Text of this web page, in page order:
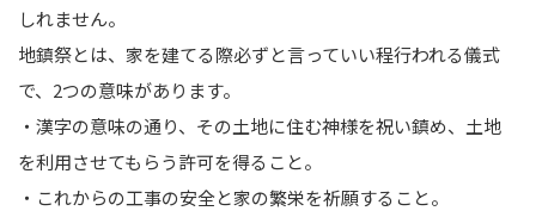
しれません。
地鎮祭とは、家を建てる際必ずと言っていい程行われる儀式
で、2つの意味があります。
・漢字の意味の通り、その土地に住む神様を祝い鎮め、土地
を利用させてもらう許可を得ること。
・これからの工事の安全と家の繁栄を祈願すること。